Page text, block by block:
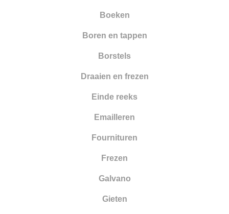
Boeken
Boren en tappen
Borstels
Draaien en frezen
Einde reeks
Emailleren
Fournituren
Frezen
Galvano
Gieten